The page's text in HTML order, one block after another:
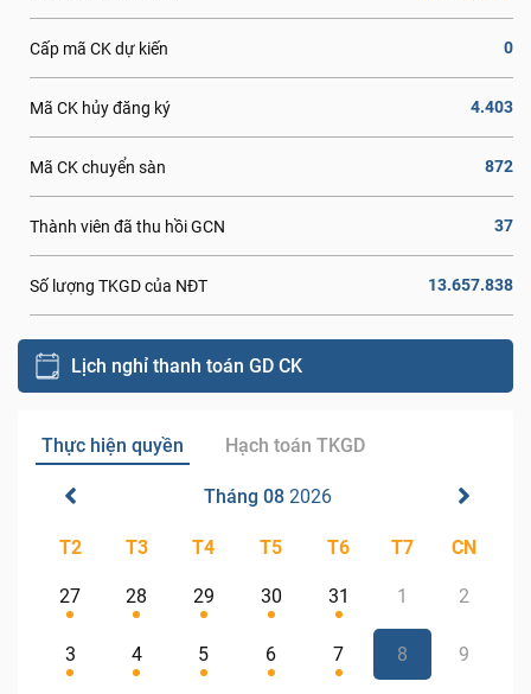
Cấp mã CK dự kiến 0
Mã CK hủy đăng ký 4.403
Mã CK chuyển sàn 872
Thành viên đã thu hồi GCN 37
Số lượng TKGD của NĐT 13.657.838
Lịch nghỉ thanh toán GD CK
Thực hiện quyền Hạch toán TKGD
Tháng 08 2026
T2 T3 T4 T5 T6 T7 CN
27 28 29 30 31 1 2
3 4 5 6 7 8 9